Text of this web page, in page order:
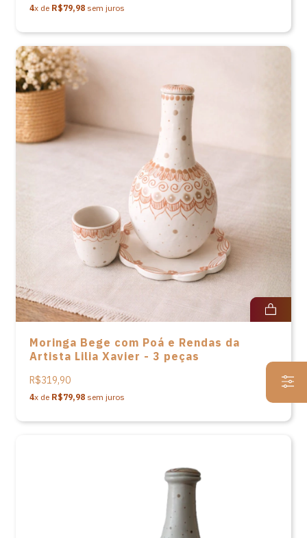
4x de R$79,98 sem juros
Moringa Bege com Poá e Rendas da
Artista Lilia Xavier - 3 peças
R$319,90
4x de R$79,98 sem juros